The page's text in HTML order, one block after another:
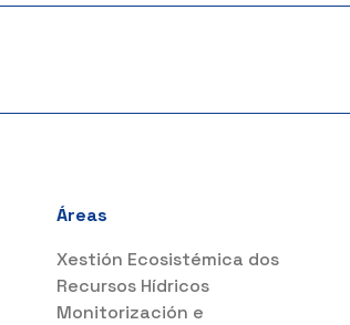
Áreas
Xestión Ecosistémica dos
Recursos Hídricos
Monitorización e